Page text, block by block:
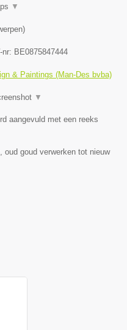
▼
)
nr: BE0875847444
& Paintings (Man-Des bvba)
▼
aangevuld met een reeks
oud goud verwerken tot nieuw